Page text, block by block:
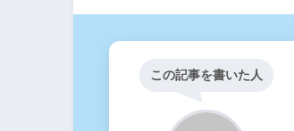
この記事を書いた人